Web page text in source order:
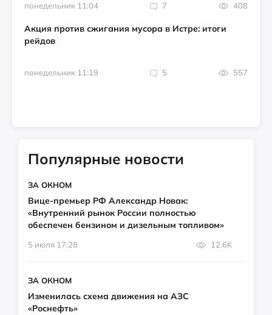
понедельник 11:04 7 408
Акция против сжигания мусора в Истре: итоги
рейдов
понедельник 11:19 5 557
Популярные новости
ЗА ОКНОМ
Вице-премьер РФ Александр Новак:
«Внутренний рынок России полностью
обеспечен бензином и дизельным топливом»
5 июля 17:28 12.6K
ЗА ОКНОМ
Изменилась схема движения на АЗС
«Роснефть»